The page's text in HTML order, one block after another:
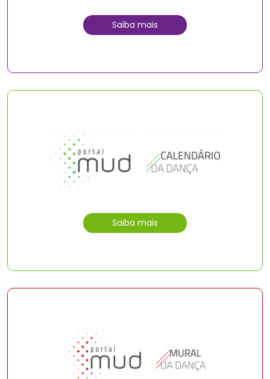
Saiba mais
Saiba mais